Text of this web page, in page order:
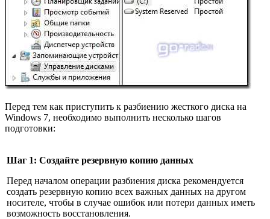
Перед тем как приступить к разбиению жесткого диска на
Windows 7, необходимо выполнить несколько шагов
подготовки:
Шаг 1: Создайте резервную копию данных
Перед началом операции разбиения диска рекомендуется
создать резервную копию всех важных данных на другом
носителе, чтобы в случае ошибок или потери данных иметь
возможность восстановления.